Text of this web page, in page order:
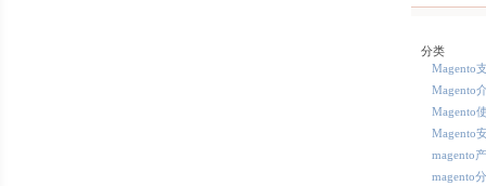
分类
Magento
Magento
Magento
Magento
magento
magento